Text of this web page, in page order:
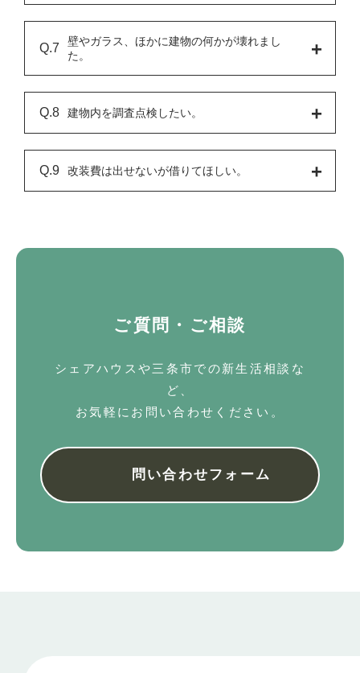
​壁やガラス、ほかに建物の何かが壊れまし
た。
建物内を調査点検したい。
改装費は出せないが借りてほしい。
ご質問・ご相談
シェアハウスや三条市での新生活相談な
ど、
お気軽にお問い合わせください。
問い合わせフォーム